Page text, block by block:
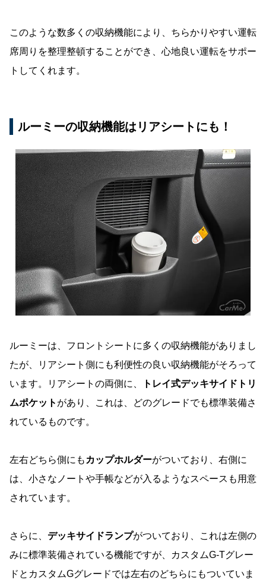
このような数多くの収納機能により、ちらかりやすい運転
席周りを整理整頓することができ、心地良い運転をサポー
トしてくれます。
ルーミーの収納機能はリアシートにも！
ルーミーは、フロントシートに多くの収納機能がありまし
たが、リアシート側にも利便性の良い収納機能がそろって
います。リアシートの両側に、
トレイ式デッキサイドトリ
ムポケット があり、これは、どのグレードでも標準装備さ
れているものです。
左右どちら側にもカップホルダーがついており、右側に
は、小さなノートや手帳などが入るようなスペースも用意
されています。
さらに、 デッキサイドランプがついており、これは左側の
みに標準装備されている機能ですが、カスタムG-Tグレー
ドとカスタムGグレードでは左右のどちらにもついていま